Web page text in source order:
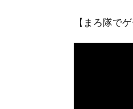
【まろ隊で